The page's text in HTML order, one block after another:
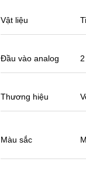
Veikong thực sự
sẽ sớm thực hiện
Năm ngoái chỉ có
bán Veikong!
Vật liệu
Đầu vào analog 2
Thương hiệu
Màu sắc